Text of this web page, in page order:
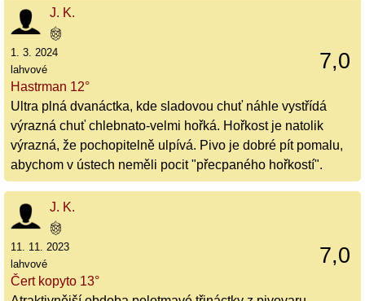
J. K.
7,0
1. 3. 2024
lahvové
Hastrman 12°
Ultra plná dvanáctka, kde sladovou chuť náhle vystřídá
výrazná chuť chlebnato-velmi hořká. Hořkost je natolik
výrazná, že pochopitelně ulpívá. Pivo je dobré pít pomalu,
abychom v ústech neměli pocit "přecpaného hořkostí".
J. K.
7,0
11. 11. 2023
lahvové
Čert kopyto 13°